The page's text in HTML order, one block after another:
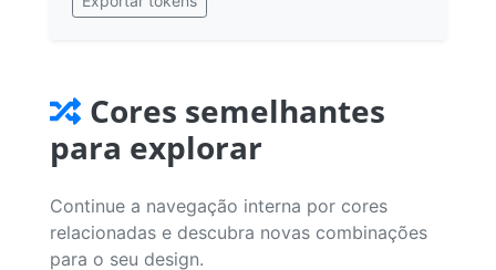
Cores semelhantes
para explorar
Continue a navegação interna por cores
relacionadas e descubra novas combinações
para o seu design.